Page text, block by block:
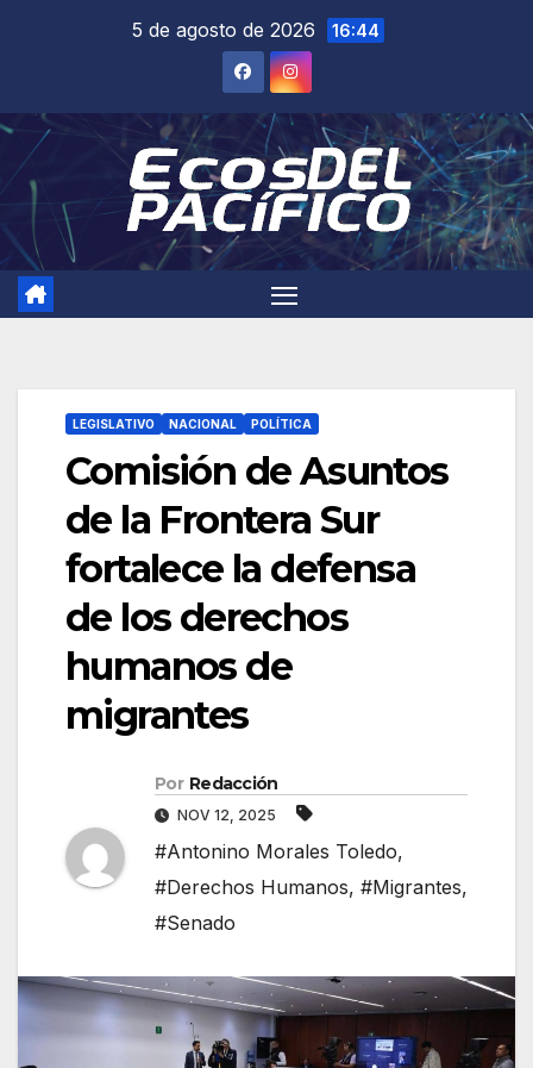
5 de agosto de 2026 16:44
LEGISLATIVO NACIONAL POLÍTICA
Comisión de Asuntos
de la Frontera Sur
fortalece la defensa
de los derechos
humanos de
migrantes
Por Redacción
NOV 12, 2025
#Antonino Morales Toledo,
#Derechos Humanos, #Migrantes,
#Senado